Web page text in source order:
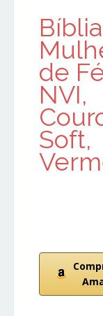
de
NVI,
Soft,